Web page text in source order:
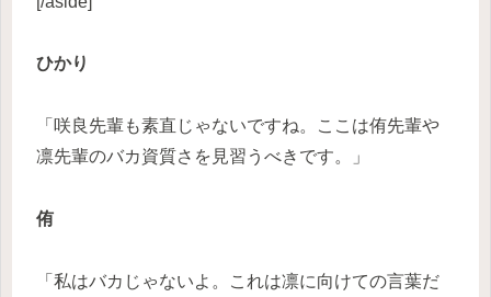
ひかり
「咲良先輩も素直じゃないですね。ここは侑先輩や
凛先輩のバカ資質さを見習うべきです。」
侑
「私はバカじゃないよ。これは凛に向けての言葉だ